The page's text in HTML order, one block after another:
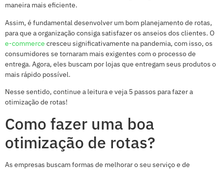
maneira mais eficiente.
Assim, é fundamental desenvolver um bom planejamento de rotas,
para que a organização consiga satisfazer os anseios dos clientes. O
e-commerce cresceu significativamente na pandemia, com isso, os
consumidores se tornaram mais exigentes com o processo de
entrega. Agora, eles buscam por lojas que entregam seus produtos o
mais rápido possível.
Nesse sentido, continue a leitura e veja 5 passos para fazer a
otimização de rotas!
Como fazer uma boa
otimização de rotas?
As empresas buscam formas de melhorar o seu serviço e de